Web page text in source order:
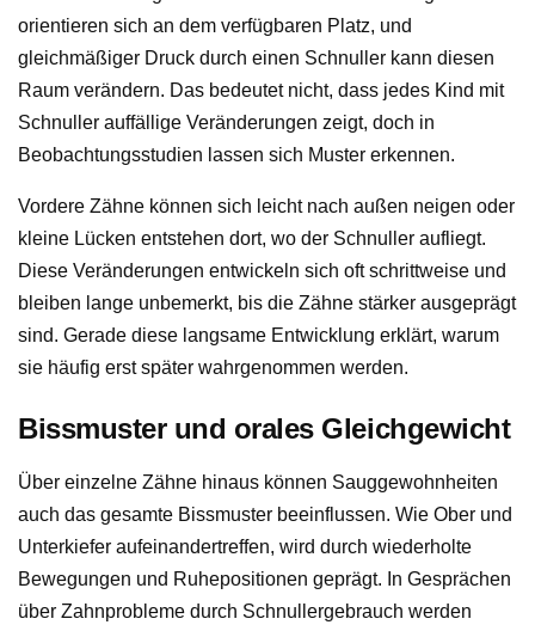
orientieren sich an dem verfügbaren Platz, und
gleichmäßiger Druck durch einen Schnuller kann diesen
Raum verändern. Das bedeutet nicht, dass jedes Kind mit
Schnuller auffällige Veränderungen zeigt, doch in
Beobachtungsstudien lassen sich Muster erkennen.
Vordere Zähne können sich leicht nach außen neigen oder
kleine Lücken entstehen dort, wo der Schnuller aufliegt.
Diese Veränderungen entwickeln sich oft schrittweise und
bleiben lange unbemerkt, bis die Zähne stärker ausgeprägt
sind. Gerade diese langsame Entwicklung erklärt, warum
sie häufig erst später wahrgenommen werden.
Bissmuster und orales Gleichgewicht
Über einzelne Zähne hinaus können Sauggewohnheiten
auch das gesamte Bissmuster beeinflussen. Wie Ober und
Unterkiefer aufeinandertreffen, wird durch wiederholte
Bewegungen und Ruhepositionen geprägt. In Gesprächen
über Zahnprobleme durch Schnullergebrauch werden